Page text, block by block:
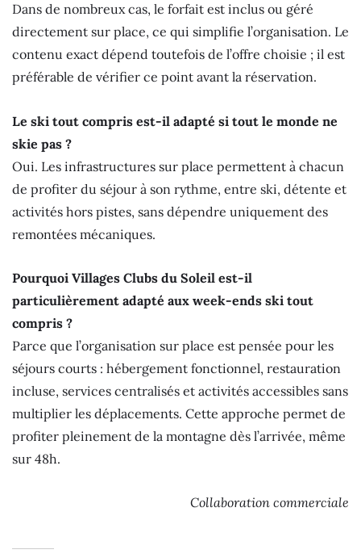
Dans de nombreux cas, le forfait est inclus ou géré
directement sur place, ce qui simplifie l’organisation. Le
contenu exact dépend toutefois de l’offre choisie ; il est
préférable de vérifier ce point avant la réservation.
Le ski tout compris est-il adapté si tout le monde ne
skie pas ?
Oui. Les infrastructures sur place permettent à chacun
de profiter du séjour à son rythme, entre ski, détente et
activités hors pistes, sans dépendre uniquement des
remontées mécaniques.
Pourquoi Villages Clubs du Soleil est-il
particulièrement adapté aux week-ends ski tout
compris ?
Parce que l’organisation sur place est pensée pour les
séjours courts : hébergement fonctionnel, restauration
incluse, services centralisés et activités accessibles sans
multiplier les déplacements. Cette approche permet de
profiter pleinement de la montagne dès l’arrivée, même
sur 48h.
Collaboration commerciale